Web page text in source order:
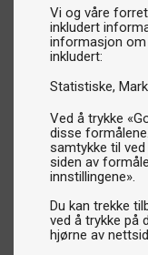
Vi og våre
inkludert
informasjon
inkludert:
Statistiske
Ved å trykke
disse
samtykke til
siden av
innstillingene».
Du kan trekke
ved å trykke på
hjørne av